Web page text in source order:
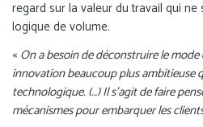
regard sur la valeur du travail qui ne
logique de volume.
« On a besoin de déconstruire le mode
innovation beaucoup plus ambitieuse
technologique. (…) Il s’agit de faire
mécanismes pour embarquer les